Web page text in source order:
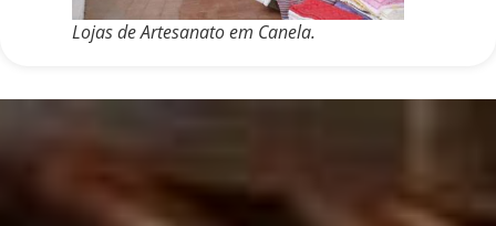
Lojas de Artesanato em Canela.